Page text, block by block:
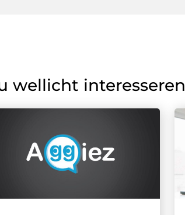
wellicht interesseren